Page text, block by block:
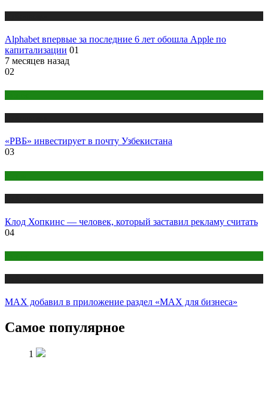
Alphabet впервые за последние 6 лет обошла Apple по
капитализации 01
7 месяцев назад
02
«РВБ» инвестирует в почту Узбекистана
03
Клод Хопкинс — человек, который заставил рекламу считать
04
MAX добавил в приложение раздел «MAX для бизнеса»
Самое популярное
1